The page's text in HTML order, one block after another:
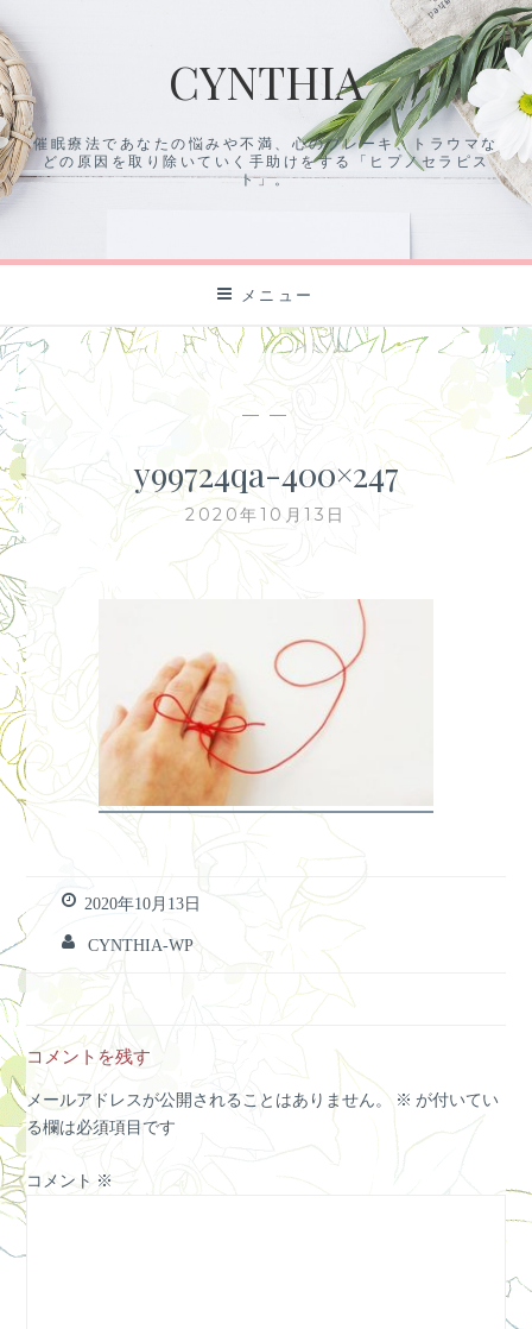
ン
テ
ン
ツ
に
ス
キ
プ
CYNTHIA
催眠療法であなたの悩みや不満、心のブレーキ、トラウマな
どの原因を取り除いていく手助けをする「ヒプノセラピス
ト」。
メニュー
— —
y99724qa-400×247
2020年10月13日
2020年10月13日
CYNTHIA-WP
コメントを残す
メールアドレスが公開されることはありません。 ※ が付いてい
る欄は必須項目です
コメント ※